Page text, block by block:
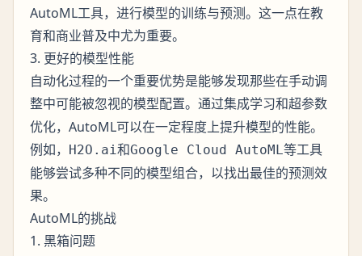
AutoML工具，进行模型的训练与预测。这一点在教
育和商业普及中尤为重要。
3. 更好的模型性能
自动化过程的一个重要优势是能够发现那些在手动调
整中可能被忽视的模型配置。通过集成学习和超参数
优化，AutoML可以在一定程度上提升模型的性能。
例如， H2O.ai 和Google Cloud AutoML 等工具
能够尝试多种不同的模型组合，以找出最佳的预测效
果。
AutoML的挑战
1. 黑箱问题